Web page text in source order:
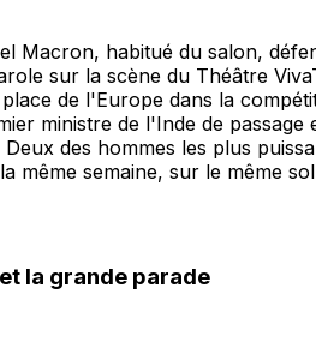
Macron, habitué du salon,
sur la scène du Théâtre
de l'Europe dans la
ministre de l'Inde de
des hommes les plus
même semaine, sur le même
la grande parade